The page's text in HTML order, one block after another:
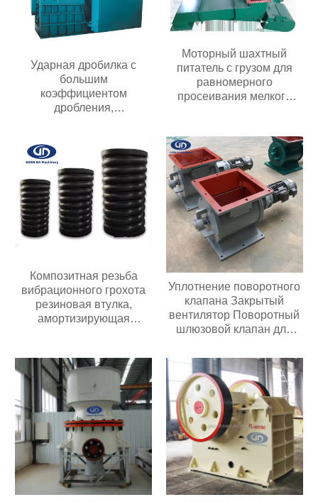
Ударная дробилка с
большим
коэффициентом
дробления,
полезных ископаемых
производительностью 20-
300 т/ч
Моторный шахтный
питатель с грузом для
равномерного
просеивания мелкого
оборудование
Композитная резьба
вибрационного грохота
резиновая втулка,
амортизирующая
Уплотнение поворотного
клапана Закрытый
вентилятор Поворотный
шлюзовой клапан для
гранул